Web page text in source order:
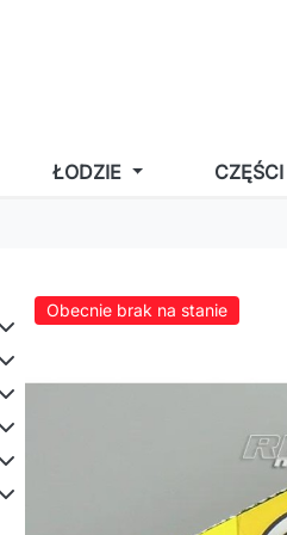
ŁODZIE CZĘŚCI
Obecnie brak na stanie